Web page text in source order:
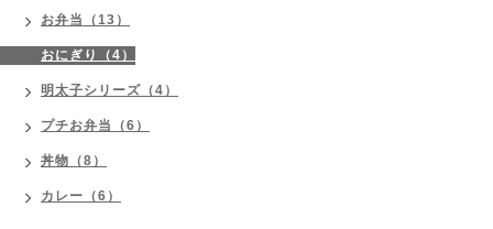
お弁当（13）
おにぎり（4）
明太子シリーズ（4）
プチお弁当（6）
丼物（8）
カレー（6）